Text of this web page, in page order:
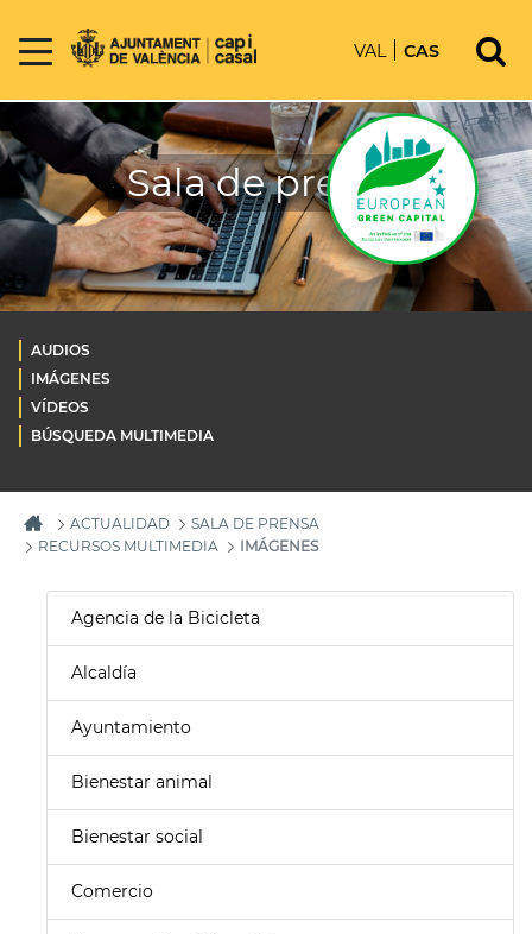
VAL CAS
Sala de prensa
AUDIOS
IMÁGENES
VÍDEOS
BÚSQUEDA MULTIMEDIA
ACTUALIDAD
SALA DE PRENSA
RECURSOS MULTIMEDIA
IMÁGENES
Agencia de la Bicicleta
Alcaldía
Ayuntamiento
Bienestar animal
Bienestar social
Comercio